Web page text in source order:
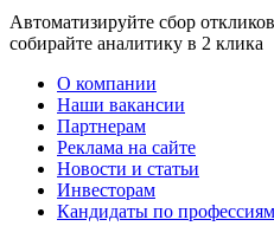
Автоматизируйте сбор
собирайте аналитику в 2 клика
О компании
Наши вакансии
Партнерам
Реклама на сайте
Новости и статьи
Инвесторам
Кандидаты по профессиям